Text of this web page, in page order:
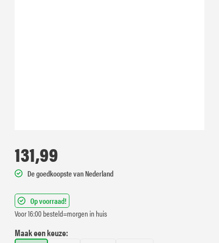
131,99
De goedkoopste van Nederland
Op voorraad!
Voor 16:00 besteld=morgen in huis
Maak een keuze: